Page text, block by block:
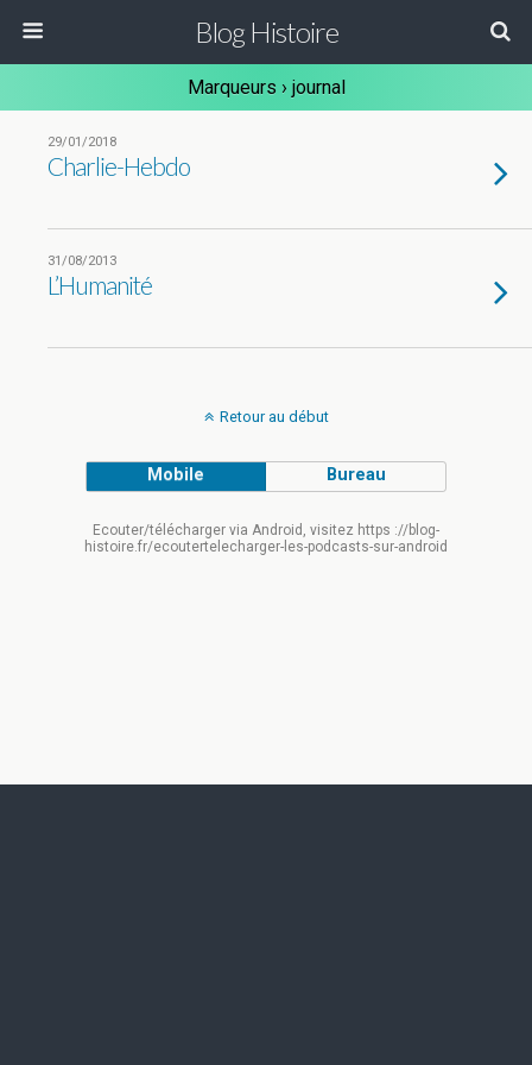
Blog Histoire
Marqueurs › journal
29/01/2018
Charlie-Hebdo
31/08/2013
L’Humanité
Retour au début
Mobile Bureau
Ecouter/télécharger via Android, visitez https ://blog-
histoire.fr/ecoutertelecharger-les-podcasts-sur-android